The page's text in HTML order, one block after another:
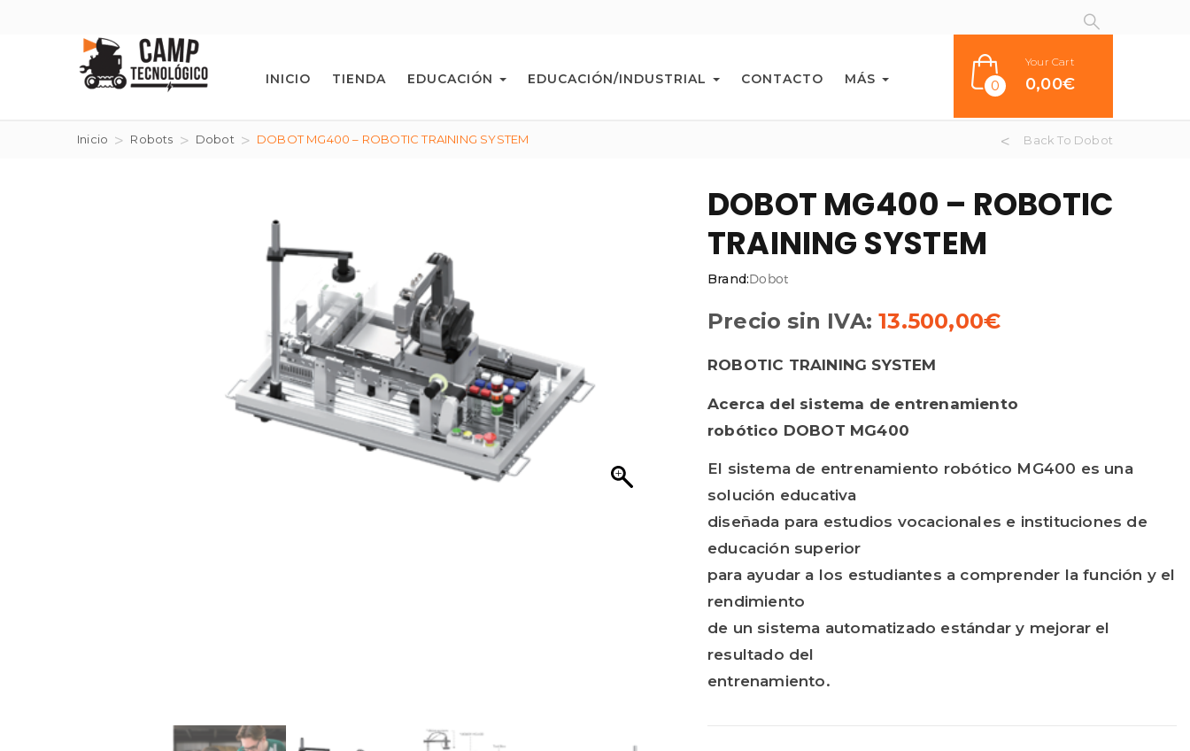
0
Your Cart
0,00€
INICIO TIENDA EDUCACIÓN EDUCACIÓN/INDUSTRIAL CONTACTO MÁS
Inicio Robots Dobot DOBOT MG400 – ROBOTIC TRAINING SYSTEM Back To Dobot
DOBOT MG400 – ROBOTIC
TRAINING SYSTEM
Brand:Dobot
Precio sin IVA:13.500,00€
ROBOTIC TRAINING SYSTEM
Acerca del sistema de entrenamiento
robótico DOBOT MG400
El sistema de entrenamiento robótico MG400 es una
solución educativa
diseñada para estudios vocacionales e instituciones de
educación superior
para ayudar a los estudiantes a comprender la función y el
rendimiento
de un sistema automatizado estándar y mejorar el
resultado del
entrenamiento.